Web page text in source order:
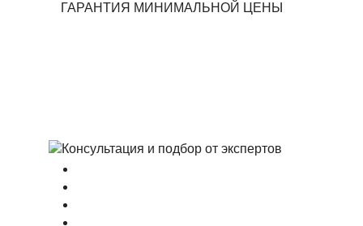
ГАРАНТИЯ МИНИМАЛЬНОЙ ЦЕНЫ